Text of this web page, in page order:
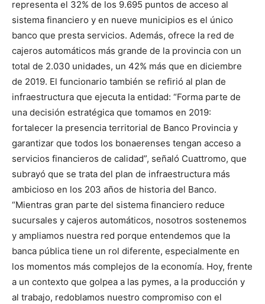
representa el 32% de los 9.695 puntos de acceso al
sistema financiero y en nueve municipios es el único
banco que presta servicios. Además, ofrece la red de
cajeros automáticos más grande de la provincia con un
total de 2.030 unidades, un 42% más que en diciembre
de 2019. El funcionario también se refirió al plan de
infraestructura que ejecuta la entidad: “Forma parte de
una decisión estratégica que tomamos en 2019:
fortalecer la presencia territorial de Banco Provincia y
garantizar que todos los bonaerenses tengan acceso a
servicios financieros de calidad”, señaló Cuattromo, que
subrayó que se trata del plan de infraestructura más
ambicioso en los 203 años de historia del Banco.
“Mientras gran parte del sistema financiero reduce
sucursales y cajeros automáticos, nosotros sostenemos
y ampliamos nuestra red porque entendemos que la
banca pública tiene un rol diferente, especialmente en
los momentos más complejos de la economía. Hoy, frente
a un contexto que golpea a las pymes, a la producción y
al trabajo, redoblamos nuestro compromiso con el